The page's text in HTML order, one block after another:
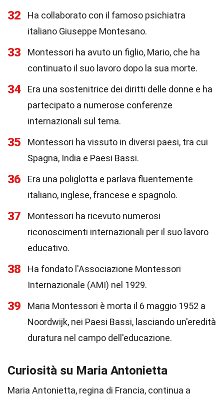
32
Ha collaborato con il famoso psichiatra
italiano Giuseppe Montesano.
33
Montessori ha avuto un figlio, Mario, che ha
continuato il suo lavoro dopo la sua morte.
34
Era una sostenitrice dei diritti delle donne e ha
partecipato a numerose conferenze
internazionali sul tema.
35
Montessori ha vissuto in diversi paesi, tra cui
Spagna, India e Paesi Bassi.
36
Era una poliglotta e parlava fluentemente
italiano, inglese, francese e spagnolo.
37
Montessori ha ricevuto numerosi
riconoscimenti internazionali per il suo lavoro
educativo.
38
Ha fondato l'Associazione Montessori
Internazionale (AMI) nel 1929.
39
Maria Montessori è morta il 6 maggio 1952 a
Noordwijk, nei Paesi Bassi, lasciando un'eredità
duratura nel campo dell'educazione.
Curiosità su Maria Antonietta
Maria Antonietta, regina di Francia, continua a